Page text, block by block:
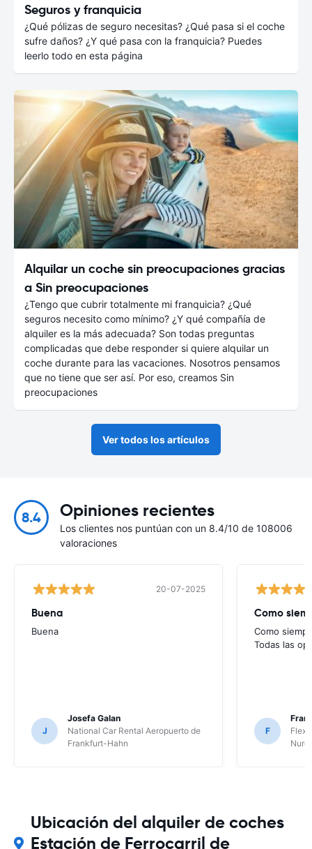
Seguros y franquicia
¿Qué pólizas de seguro necesitas? ¿Qué pasa si el coche
sufre daños? ¿Y qué pasa con la franquicia? Puedes
leerlo todo en esta página
Alquilar un coche sin preocupaciones gracias
a Sin preocupaciones
¿Tengo que cubrir totalmente mi franquicia? ¿Qué
seguros necesito como mínimo? ¿Y qué compañía de
alquiler es la más adecuada? Son todas preguntas
complicadas que debe responder si quiere alquilar un
coche durante para las vacaciones. Nosotros pensamos
que no tiene que ser así. Por eso, creamos Sin
preocupaciones
Ver todos los artículos
8.4 Opiniones recientes
Los clientes nos puntúan con un 8.4/10 de 108006
valoraciones
20-07-2025
Buena
Buena
J
Josefa Galan
National Car Rental Aeropuerto de
Frankfurt-Hahn
Como
Como
Todas las
F
Flex
Ubicación del alquiler de coches
Estación de Ferrocarril de